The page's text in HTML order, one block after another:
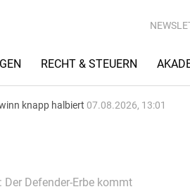
RECHT & STEUERN
knapp halbiert 07.08.2026, 13:01
Der Defender-Erbe kommt